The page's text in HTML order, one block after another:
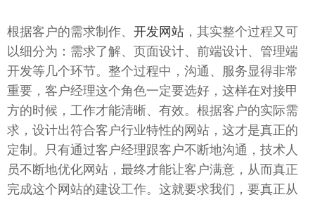
根据客户的需求制作、 开发网站 ，其实整个过程又可
以细分为：需求了解、页面设计、前端设计、管理端
开发等几个环节。整个过程中，沟通、服务显得非常
重要，客户经理这个角色一定要选好，这样在对接甲
方的时候，工作才能清晰、有效。根据客户的实际需
求，设计出符合客户行业特性的网站，这才是真正的
定制。只有通过客户经理跟客户不断地沟通，技术人
员不断地优化网站，最终才能让客户满意，从而真正
完成这个网站的建设工作。这就要求我们，要真正从